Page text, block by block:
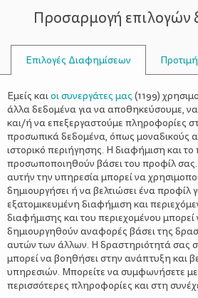
Προσαρμογή επιλογών
Επιλογές Διαφημίσεων
Εμείς καιοι συνεργάτες μας (1199)
άλλα δεδομένα για να αποθηκεύσουμε,
και/ή να επεξεργαστούμε πληροφορίες
προσωπικά δεδομένα, όπως μοναδικούς
ιστορικό περιήγησης. Η διαφήμιση και
προσωποποιηθούν βάσει του προφίλ
αυτήν την υπηρεσία μπορεί να
δημιουργήσει ή να βελτιώσει ένα προφίλ
εξατομικευμένη διαφήμιση και
διαφήμισης και του περιεχομένου
δημιουργηθούν αναφορές βάσει της
αυτών των άλλων. Η δραστηριότητά σας
μπορεί να βοηθήσει στην ανάπτυξη και
υπηρεσιών. Μπορείτε να συμφωνήσετε
περισσότερες πληροφορίες και στη